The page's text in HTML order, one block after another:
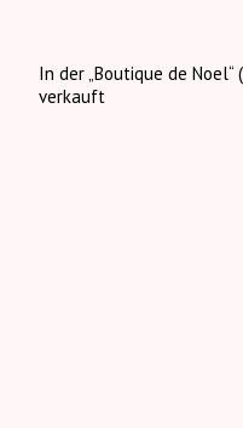
In der „Boutique de
verkauft